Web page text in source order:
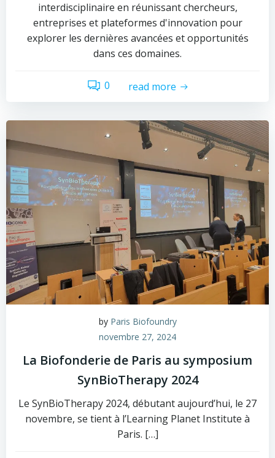
interdisciplinaire en réunissant chercheurs,
entreprises et plateformes d'innovation pour
explorer les dernières avancées et opportunités
dans ces domaines.
0 read more
by Paris Biofoundry
novembre 27, 2024
La Biofonderie de Paris au symposium
SynBioTherapy 2024
Le SynBioTherapy 2024, débutant aujourd’hui, le 27
novembre, se tient à l’Learning Planet Institute à
Paris. […]